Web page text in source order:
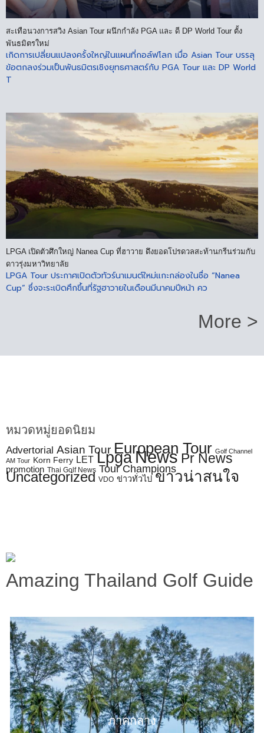
สะเทือนวงการสวิง Asian Tour ผนึกกำลัง PGA และ ดี DP World Tour ตั้ง
พันธมิตรใหม่
เกิดการเปลี่ยนแปลงครั้งใหญ่ในแผนที่กอล์ฟโลก เมื่อ Asian Tour บรรลุ
ข้อตกลงร่วมเป็นพันธมิตรเชิงยุทธศาสตร์กับ PGA Tour และ DP World
T
LPGA เปิดตัวศึกใหญ่ Nanea Cup ที่ฮาวาย ดึงยอดโปรดวลสะท้านกรีนร่วมกับ
ดาวรุ่งมหาวิทยาลัย
LPGA Tour ประกาศเปิดตัวทัวร์นาเมนต์ใหม่แกะกล่องในชื่อ “Nanea
Cup” ซึ่งจะระเบิดศึกขึ้นที่รัฐฮาวายในเดือนมีนาคมปีหน้า คว
More >
หมวดหมู่ยอดนิยม
Advertorial Asian Tour European Tour Golf Channel
AM Tour Korn Ferry LET Lpga News Pr News
promotion Thai Golf News Tour Champions
Uncategorized VDO ข่าวทั่วไป ข่าวน่าสนใจ
Amazing Thailand Golf Guide
ภาคกลาง